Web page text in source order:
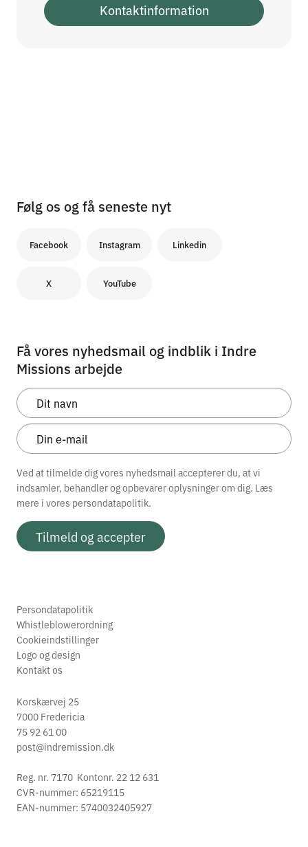
Kontaktinformation
Følg os og få seneste nyt
Facebook Instagram Linkedin
X YouTube
Få vores nyhedsmail og indblik i Indre
Missions arbejde
Ved at tilmelde dig vores nyhedsmail accepterer du, at vi
indsamler, behandler og opbevarer oplysninger om dig. Læs
mere i vores persondatapolitik.
Tilmeld og accepter
Persondatapolitik
Whistleblowerordning
Cookieindstillinger
Logo og design
Kontakt os
Korskærvej 25
7000 Fredericia
75 92 61 00
post@indremission.dk
Reg. nr. 7170 Kontonr. 22 12 631
CVR-nummer: 65219115
EAN-nummer: 5740032405927